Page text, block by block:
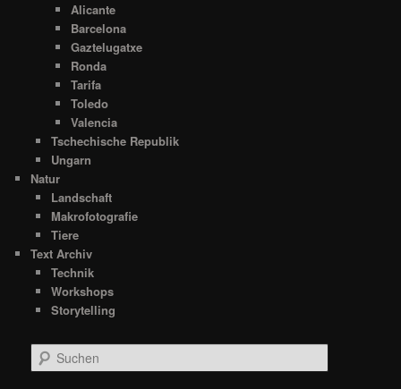
Alicante
Barcelona
Gaztelugatxe
Ronda
Tarifa
Toledo
Valencia
Tschechische Republik
Ungarn
Natur
Landschaft
Makrofotografie
Tiere
Text Archiv
Technik
Workshops
Storytelling
u